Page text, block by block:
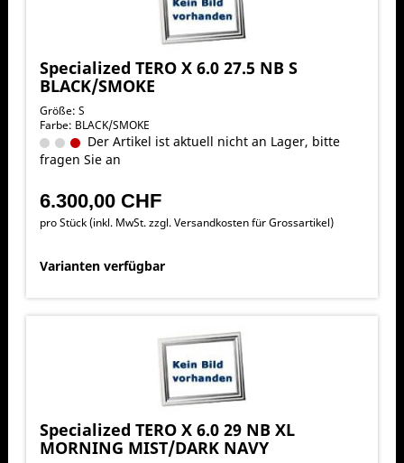
Specialized TERO X 6.0 27.5 NB S
BLACK/SMOKE
Größe: S
Farbe: BLACK/SMOKE
Der Artikel ist aktuell nicht an Lager, bitte
fragen Sie an
6.300,00 CHF
pro Stück (inkl. MwSt. zzgl.Versandkosten für Grossartikel)
Varianten verfügbar
Specialized TERO X 6.0 29 NB XL
MORNING MIST/DARK NAVY